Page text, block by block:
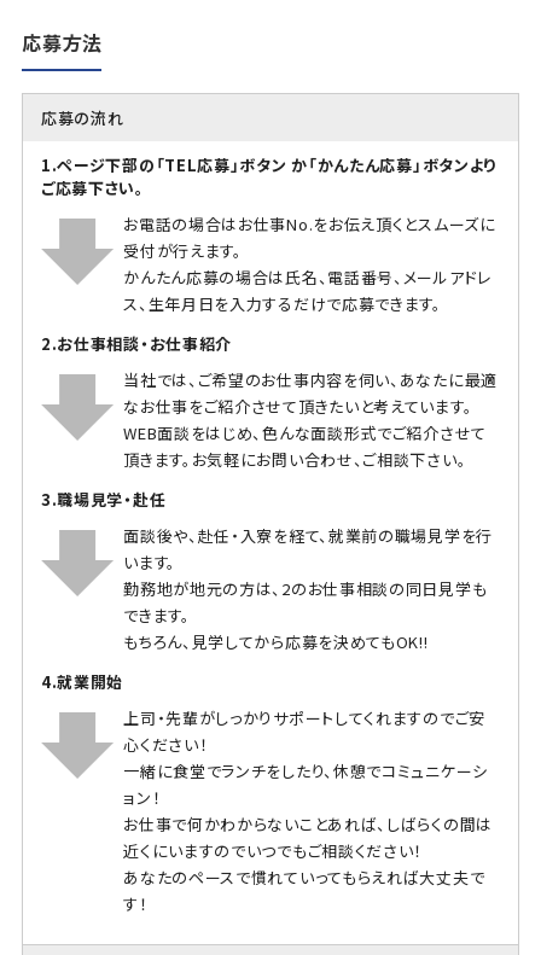
応募方法
応募の流れ
1.ページ下部の「TEL応募」ボタン か「かんたん応募」ボタンより
ご応募下さい。
お電話の場合はお仕事No.をお伝え頂くとスムーズに
受付が行えます。
かんたん応募の場合は氏名、電話番号、メールアドレ
ス、生年月日を入力するだけで応募できます。
2.お仕事相談・お仕事紹介
当社では、ご希望のお仕事内容を伺い、あなたに最適
なお仕事をご紹介させて頂きたいと考えています。
WEB面談をはじめ、色んな面談形式でご紹介させて
頂きます。お気軽にお問い合わせ、ご相談下さい。
3.職場見学・赴任
面談後や、赴任・入寮を経て、就業前の職場見学を行
います。
勤務地が地元の方は、2のお仕事相談の同日見学も
できます。
もちろん、見学してから応募を決めてもOK!!
4.就業開始
上司・先輩がしっかりサポートしてくれますのでご安
心ください！
一緒に食堂でランチをしたり、休憩でコミュニケーシ
ョン！
お仕事で何かわからないことあれば、しばらくの間は
近くにいますのでいつでもご相談ください！
あなたのペースで慣れていってもらえれば大丈夫で
す！